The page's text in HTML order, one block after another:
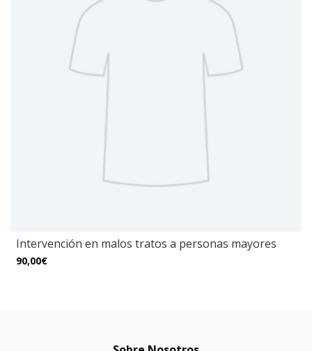
Intervención en malos tratos a personas mayores
90,00€